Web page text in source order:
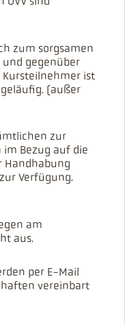
zum sorgsamen
gegenüber
Kursteilnehmer ist
(außer
zur
Bezug auf die
Handhabung
Verfügung.
am
aus.
per E-Mail
vereinbart